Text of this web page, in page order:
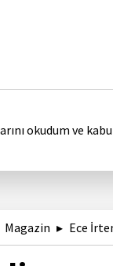
okudum ve
Magazin Ece